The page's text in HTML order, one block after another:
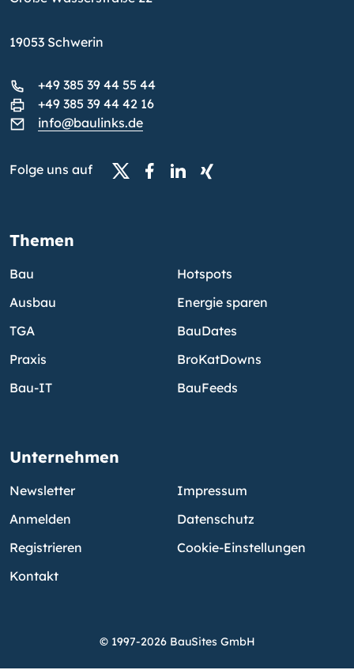
19053 Schwerin
+49 385 39 44 55 44
+49 385 39 44 42 16
info@baulinks.de
Folge uns auf
Themen
Bau
Ausbau
TGA
Praxis
Bau-IT
Hotspots
Energie sparen
BauDates
BroKatDowns
BauFeeds
Unternehmen
Newsletter
Anmelden
Registrieren
Kontakt
Impressum
Datenschutz
Cookie-Einstellungen
© 1997-2026 BauSites GmbH